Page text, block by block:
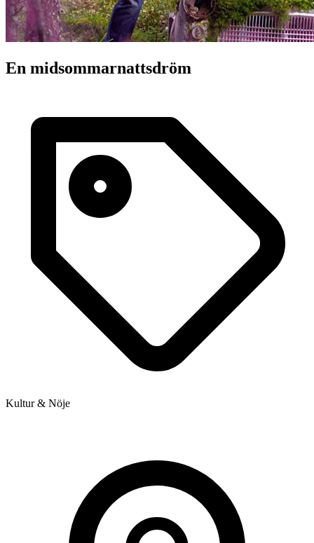
En midsommarnattsdröm
Kultur & Nöje